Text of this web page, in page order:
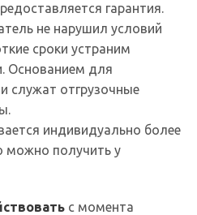
гарантия.
не нарушил условий
сроки устраним
Основанием для
служат отгрузочные
индивидуально более
получить у
с момента